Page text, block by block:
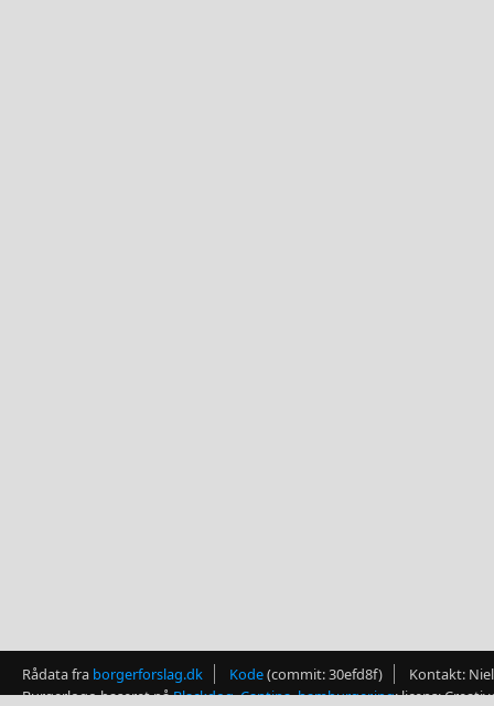
Rådata fra borgerforslag.dk Kode(commit: 30efd8f)
Kontakt:
Burgerlogo baseret påBlackdog_Cantina_hamburger.jpg; licens: